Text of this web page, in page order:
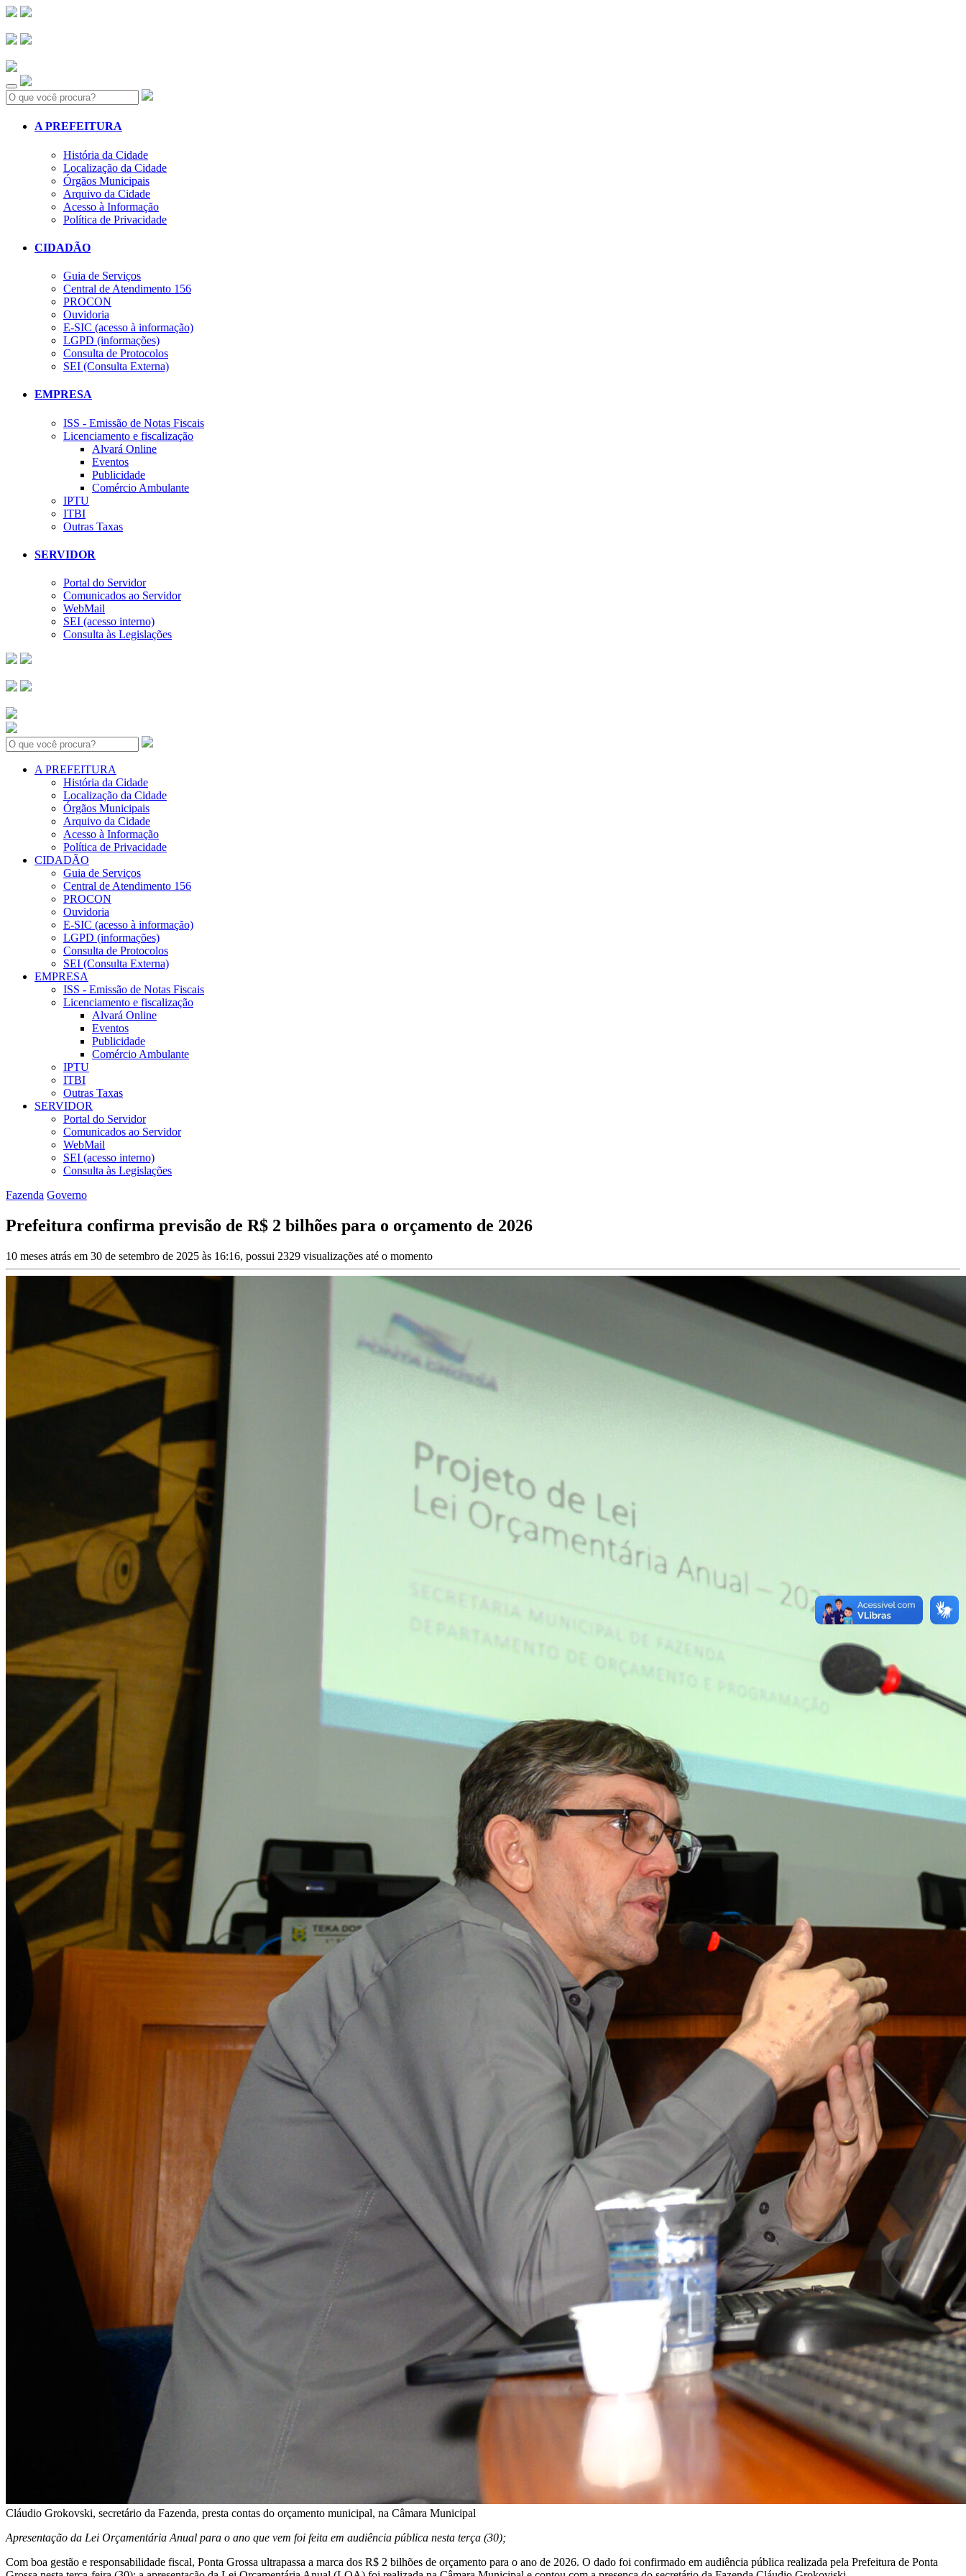
Search:
A PREFEITURA
História da Cidade
Localização da Cidade
Órgãos Municipais
Arquivo da Cidade
Acesso à Informação
Política de Privacidade
CIDADÃO
Guia de Serviços
Central de Atendimento 156
PROCON
Ouvidoria
E-SIC (acesso à informação)
LGPD (informações)
Consulta de Protocolos
SEI (Consulta Externa)
EMPRESA
ISS - Emissão de Notas Fiscais
Licenciamento e fiscalização
Alvará Online
Eventos
Publicidade
Comércio Ambulante
IPTU
ITBI
Outras Taxas
SERVIDOR
Portal do Servidor
Comunicados ao Servidor
WebMail
SEI (acesso interno)
Consulta às Legislações
Search:
A PREFEITURA
História da Cidade
Localização da Cidade
Órgãos Municipais
Arquivo da Cidade
Acesso à Informação
Política de Privacidade
CIDADÃO
Guia de Serviços
Central de Atendimento 156
PROCON
Ouvidoria
E-SIC (acesso à informação)
LGPD (informações)
Consulta de Protocolos
SEI (Consulta Externa)
EMPRESA
ISS - Emissão de Notas Fiscais
Licenciamento e fiscalização
Alvará Online
Eventos
Publicidade
Comércio Ambulante
IPTU
ITBI
Outras Taxas
SERVIDOR
Portal do Servidor
Comunicados ao Servidor
WebMail
SEI (acesso interno)
Consulta às Legislações
Fazenda Governo
Prefeitura confirma previsão de R$ 2 bilhões para o orçamento de 2026
10 meses atrás em 30 de setembro de 2025 às 16:16, possui 2329 visualizações até o momento
Cláudio Grokovski, secretário da Fazenda, presta contas do orçamento municipal, na Câmara Municipal
Apresentação da Lei Orçamentária Anual para o ano que vem foi feita em audiência pública nesta terça (30);
Com boa gestão e responsabilidade fiscal, Ponta Grossa ultrapassa a marca dos R$ 2 bilhões de orçamento para o ano de 2026. O dado foi confirmado em audiência pública realizada pela Prefeitura de Ponta